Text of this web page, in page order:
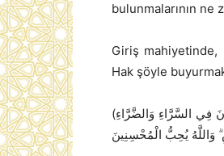
bulunmalarının ne
Giriş mahiyetinde,
Hak şöyle
(وَسَارِعُوا إلى مَغْفِرَةٍ مِنْ رَبِّكُمْ وَجَنَّةٍ عَرْضُهَا السَّمَاوَاتُ وَالْأَرْضُ أُعِدَّتْ لِلْمُتَّقِينَ. الَّذِينَ يُنْفِقُونَ فِي السَّرَّاءِ وَالضَّرَّاءِ